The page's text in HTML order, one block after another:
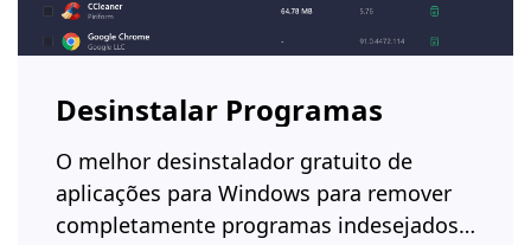
Desinstalar Programas
O melhor desinstalador gratuito de
aplicações para Windows para remover
completamente programas indesejados